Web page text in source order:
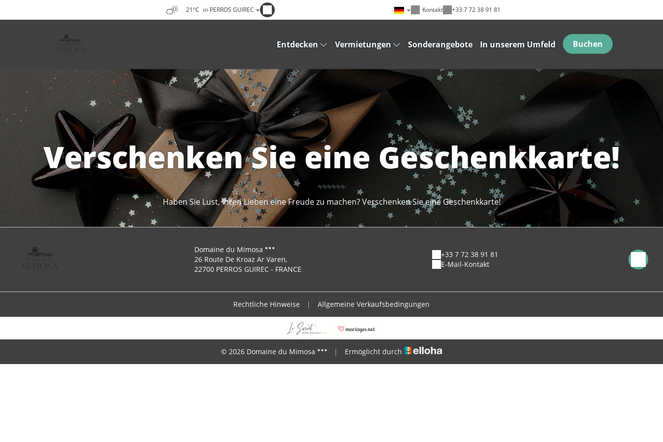
21°C in PERROS GUIREC Kontakt +33 7 72 38 91 81
Entdecken Vermietungen Sonderangebote In unserem Umfeld Buchen
Verschenken Sie eine Geschenkkarte!
Haben Sie Lust, Ihren Lieben eine Freude zu machen? Verschenken Sie eine Geschenkkarte!
Domaine du Mimosa
26 Route De Kroaz Ar Varen,
22700 PERROS GUIREC - FRANCE
+33 7 72 38 91 81
E-Mail-Kontakt
Rechtliche Hinweise | Allgemeine Verkaufsbedingungen
© 2026 Domaine du Mimosa | Ermöglicht durch